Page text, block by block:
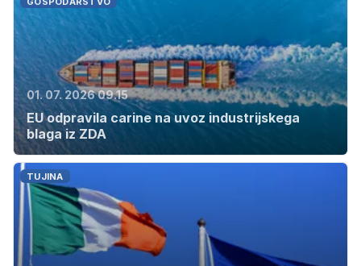
01. 07. 2026 09.15
EU odpravila carine na uvoz industrijskega
blaga iz ZDA
TUJINA